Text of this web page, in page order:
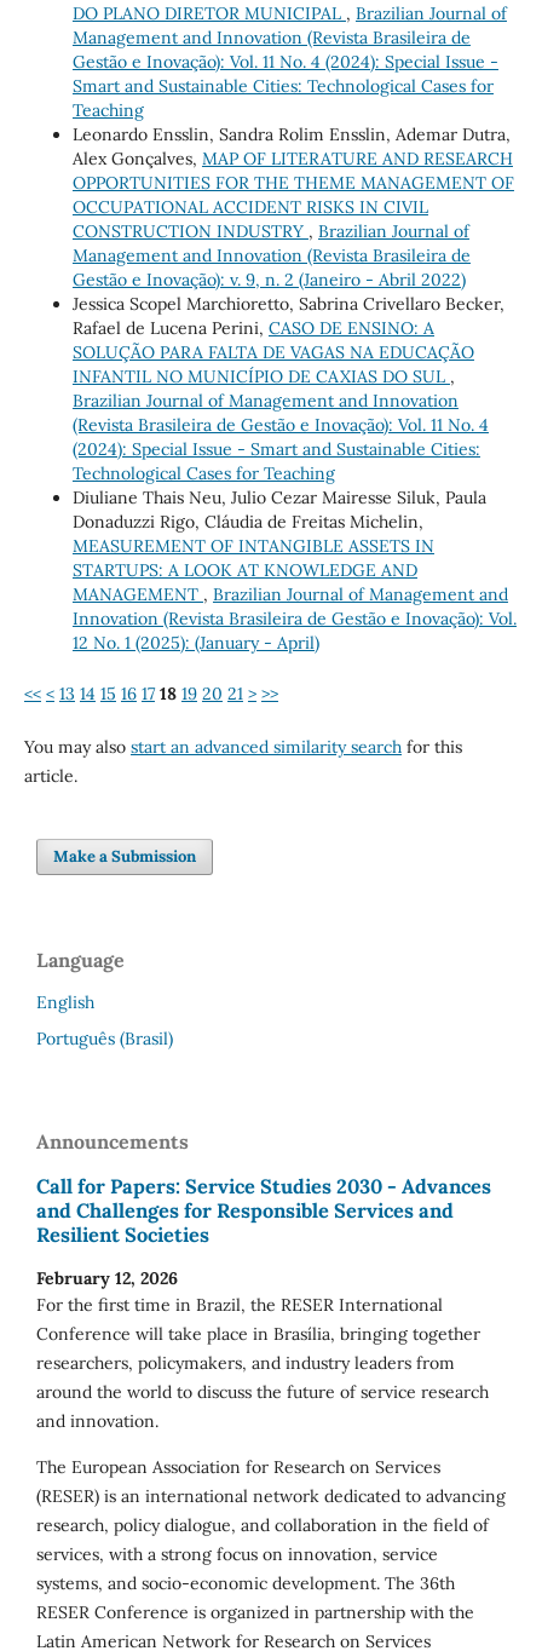
DO PLANO DIRETOR MUNICIPAL , Brazilian Journal of
Management and Innovation (Revista Brasileira de
Gestão e Inovação): Vol. 11 No. 4 (2024): Special Issue -
Smart and Sustainable Cities: Technological Cases for
Teaching
Leonardo Ensslin, Sandra Rolim Ensslin, Ademar Dutra,
Alex Gonçalves, MAP OF LITERATURE AND RESEARCH
OPPORTUNITIES FOR THE THEME MANAGEMENT OF
OCCUPATIONAL ACCIDENT RISKS IN CIVIL
CONSTRUCTION INDUSTRY , Brazilian Journal of
Management and Innovation (Revista Brasileira de
Gestão e Inovação): v. 9, n. 2 (Janeiro - Abril 2022)
Jessica Scopel Marchioretto, Sabrina Crivellaro Becker,
Rafael de Lucena Perini, CASO DE ENSINO: A
SOLUÇÃO PARA FALTA DE VAGAS NA EDUCAÇÃO
INFANTIL NO MUNICÍPIO DE CAXIAS DO SUL ,
Brazilian Journal of Management and Innovation
(Revista Brasileira de Gestão e Inovação): Vol. 11 No. 4
(2024): Special Issue - Smart and Sustainable Cities:
Technological Cases for Teaching
Diuliane Thais Neu, Julio Cezar Mairesse Siluk, Paula
Donaduzzi Rigo, Cláudia de Freitas Michelin,
MEASUREMENT OF INTANGIBLE ASSETS IN
STARTUPS: A LOOK AT KNOWLEDGE AND
MANAGEMENT , Brazilian Journal of Management and
Innovation (Revista Brasileira de Gestão e Inovação): Vol.
12 No. 1 (2025): (January - April)
<< < 13 14 15 16 17 18 19 20 21 > >>
You may also start an advanced similarity searchfor this
article.
Make a Submission
Language
English
Português (Brasil)
Announcements
Call for Papers: Service Studies 2030 - Advances
and Challenges for Responsible Services and
Resilient Societies
February 12, 2026
For the first time in Brazil, the RESER International
Conference will take place in Brasília, bringing together
researchers, policymakers, and industry leaders from
around the world to discuss the future of service research
and innovation.
The European Association for Research on Services
(RESER) is an international network dedicated to advancing
research, policy dialogue, and collaboration in the field of
services, with a strong focus on innovation, service
systems, and socio-economic development. The 36th
RESER Conference is organized in partnership with the
Latin American Network for Research on Services